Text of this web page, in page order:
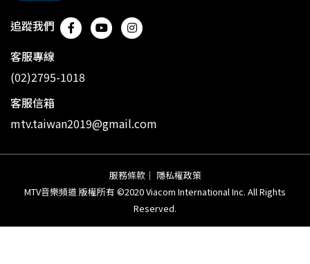
追蹤我們
客服專線
(02)2795-1018
客服信箱
mtv.taiwan2019@gmail.com
服務條款 ｜ 隱私權政策
MTV音樂頻道 版權所有 ©2020 Viacom International Inc. All Rights
Reserved.